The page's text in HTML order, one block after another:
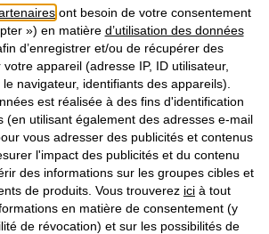
ont besoin de votre consentement
») en matière d’utilisation des données
d’enregistrer et/ou de récupérer des
appareil (adresse IP, ID utilisateur,
navigateur, identifiants des appareils).
est réalisée à des fins d'identification
(en utilisant également des adresses e-mail
vous adresser des publicités et contenus
l'impact des publicités et du contenu
des informations sur les groupes cibles et
de produits. Vous trouverez ici à tout
en matière de consentement (y
de révocation) et sur les possibilités de